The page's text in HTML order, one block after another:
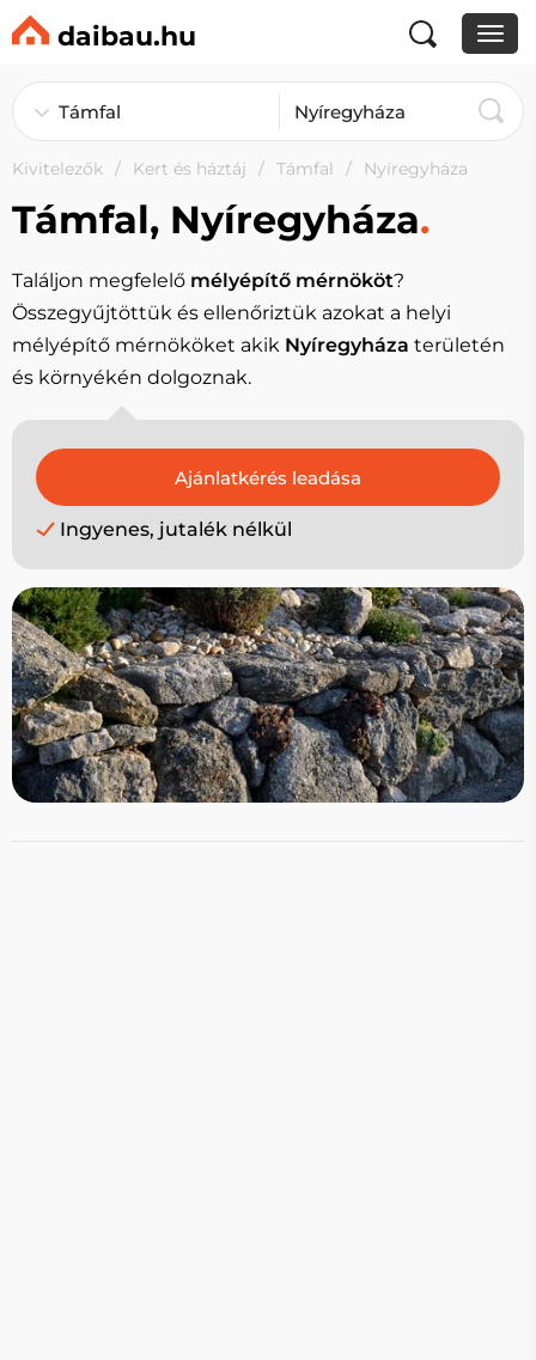
daibau.hu
Kivitelezők Kert és háztáj Támfal Nyíregyháza
Támfal, Nyíregyháza.
Találjon megfelelő mélyépítő mérnököt?
Összegyűjtöttük és ellenőriztük azokat a helyi
mélyépítő mérnököket akik Nyíregyháza területén
és környékén dolgoznak.
Ingyenes, jutalék nélkül